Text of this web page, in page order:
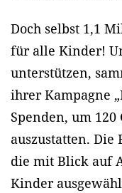
Doch selbst 1,1
für alle Kinder!
unterstützen,
ihrer Kampagne
Spenden, um
auszustatten. Die
die mit Blick auf
Kinder